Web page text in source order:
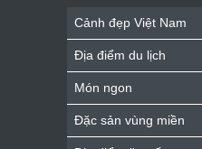
Cảnh đẹp Việt Nam
Địa điểm du lịch
Món ngon
Đặc sản vùng miền